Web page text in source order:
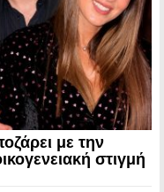
με την
στιγμή